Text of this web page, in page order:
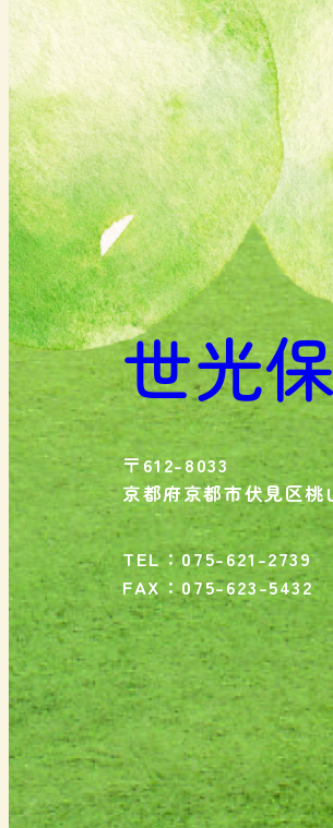
世光
〒612-8033
京都府京都市伏見区
TEL：075-621-2739
FAX：075-623-5432